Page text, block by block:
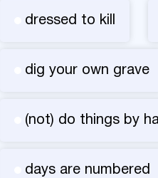
dressed to kill
dig your own grave
(not) do things by
days are numbered